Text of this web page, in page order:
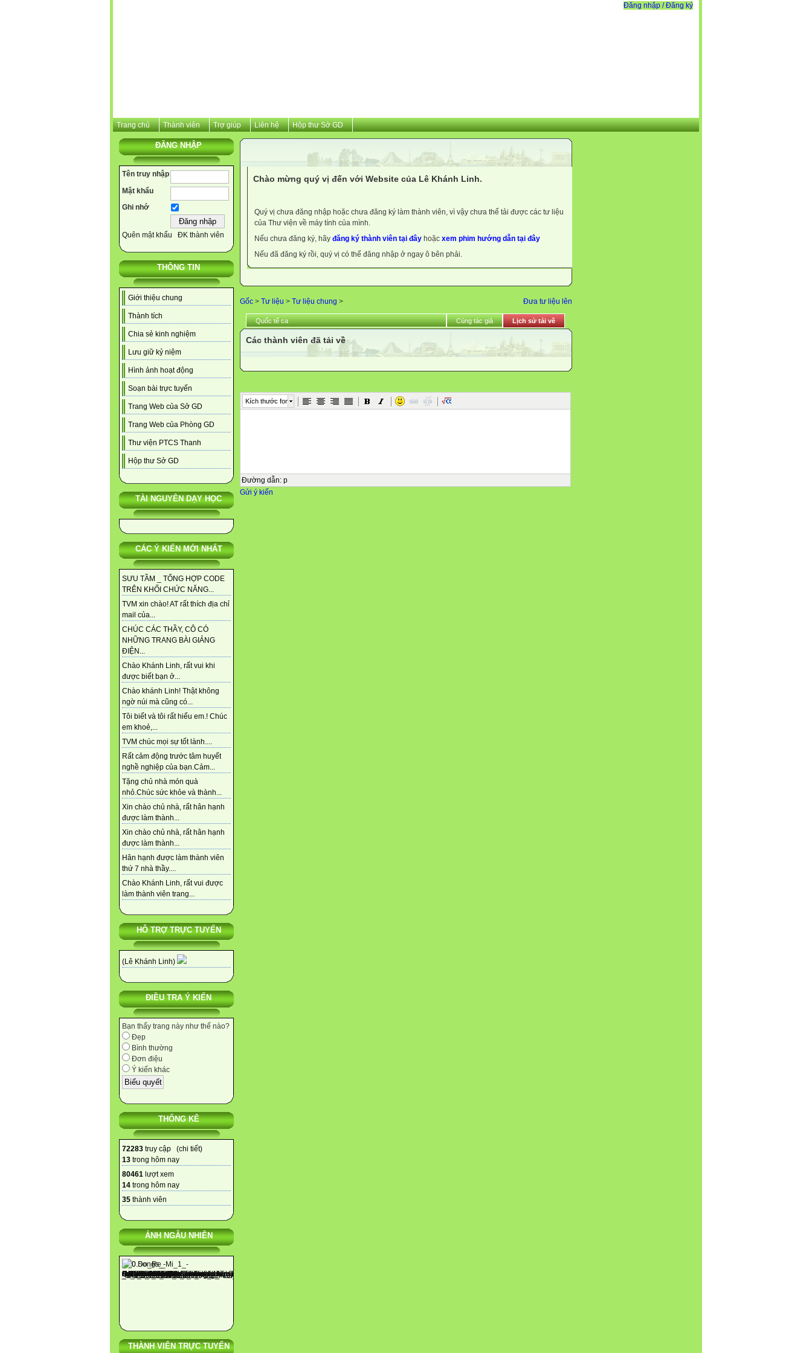
Đăng nhập / Đăng ký
Trang chủ Thành viên Trợ giúp Liên hệ Hộp thư Sở GD
ĐĂNG NHẬP
Tên truy nhập
Mật khẩu
Ghi nhớ
Quên mật khẩu ĐK thành viên
THÔNG TIN
Giới thiệu chung
Thành tích
Chia sẻ kinh nghiệm
Lưu giữ kỷ niệm
Hình ảnh hoạt động
Soạn bài trực tuyến
Trang Web của Sở GD
Trang Web của Phòng GD
Thư viện PTCS Thanh
Hộp thư Sở GD
TÀI NGUYÊN DẠY HỌC
CÁC Ý KIẾN MỚI NHẤT
SƯU TẦM _ TỔNG HỢP CODE
TRÊN KHỐI CHỨC NĂNG...
TVM xin chào! AT rất thích địa chỉ
mail của...
CHÚC CÁC THẦY, CÔ CÓ
NHỮNG TRANG BÀI GIẢNG
ĐIỆN...
Chào Khánh Linh, rất vui khi
được biết bạn ở...
Chào khánh Linh! Thật không
ngờ núi mà cũng có...
Tôi biết và tôi rất hiểu em.! Chúc
em khoẻ,...
TVM chúc mọi sự tốt lành....
Rất cảm động trước tâm huyết
nghề nghiệp của bạn.Cảm...
Tặng chủ nhà món quà
nhỏ.Chúc sức khỏe và thành...
Xin chào chủ nhà, rất hân hạnh
được làm thành...
Xin chào chủ nhà, rất hân hạnh
được làm thành...
Hân hạnh được làm thành viên
thứ 7 nhà thầy....
Chào Khánh Linh, rất vui được
làm thành viên trang...
HỖ TRỢ TRỰC TUYẾN
(Lê Khánh Linh)
ĐIỀU TRA Ý KIẾN
Bạn thấy trang này như thế nào?
Đẹp
Bình thường
Đơn điệu
Ý kiến khác
THỐNG KÊ
72283 truy cập (chi tiết)
13 trong hôm nay
80461 lượt xem
14 trong hôm nay
35 thành viên
ẢNH NGẪU NHIÊN
THÀNH VIÊN TRỰC TUYẾN
Chào mừng quý vị đến với Website của Lê Khánh Linh.
Quý vị chưa đăng nhập hoặc chưa đăng ký làm thành viên, vì vậy chưa thể tải được các tư liệu
của Thư viện về máy tính của mình.
Nếu chưa đăng ký, hãy đăng ký thành viên tại đây hoặc xem phim hướng dẫn tại đây
Nếu đã đăng ký rồi, quý vị có thể đăng nhập ở ngay ô bên phải.
Đưa tư liệu lên
Gốc > Tư liệu > Tư liệu chung >
Quốc tế ca Cùng tác giả Lịch sử tải về
Các thành viên đã tải về
Kích thước font
Đường dẫn: p
Gửi ý kiến